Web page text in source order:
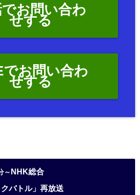
お問い合わ
せする
でお問い合わ
せする
～ NHK総合
バトル」再放送